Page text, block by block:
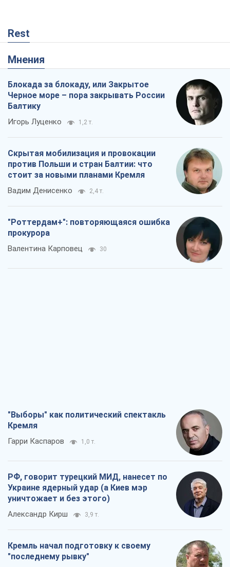
Rest
Мнения
Блокада за блокаду, или Закрытое
Черное море – пора закрывать России
Балтику
Игорь Луценко 1,2 т.
Скрытая мобилизация и провокации
против Польши и стран Балтии: что
стоит за новыми планами Кремля
Вадим Денисенко 2,4 т.
"Роттердам+": повторяющаяся ошибка
прокурора
Валентина Карповец 30
"Выборы" как политический спектакль
Кремля
Гарри Каспаров 1,0 т.
РФ, говорит турецкий МИД, нанесет по
Украине ядерный удар (а Киев мэр
уничтожает и без этого)
Александр Кирш 3,9 т.
Кремль начал подготовку к своему
"последнему рывку"